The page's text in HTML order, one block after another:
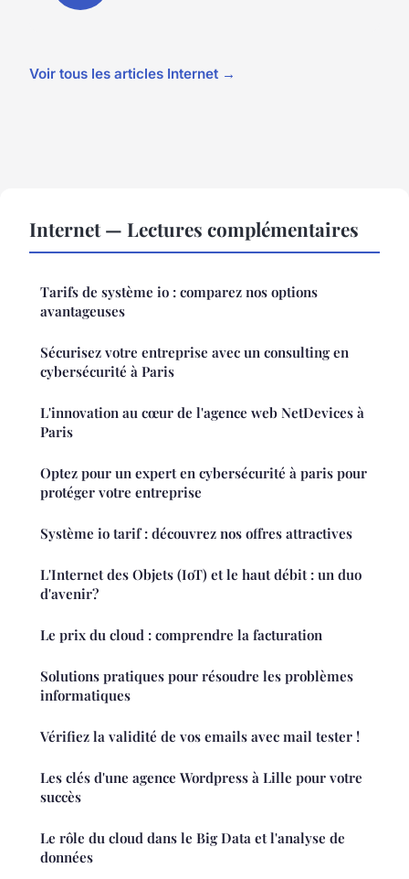
Voir tous les articles Internet →
Internet — Lectures complémentaires
Tarifs de système io : comparez nos options
avantageuses
Sécurisez votre entreprise avec un consulting en
cybersécurité à Paris
L'innovation au cœur de l'agence web NetDevices à
Paris
Optez pour un expert en cybersécurité à paris pour
protéger votre entreprise
Système io tarif : découvrez nos offres attractives
L'Internet des Objets (IoT) et le haut débit : un duo
d'avenir?
Le prix du cloud : comprendre la facturation
Solutions pratiques pour résoudre les problèmes
informatiques
Vérifiez la validité de vos emails avec mail tester !
Les clés d'une agence Wordpress à Lille pour votre
succès
Le rôle du cloud dans le Big Data et l'analyse de
données